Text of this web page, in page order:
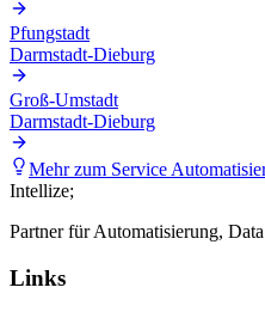
Pfungstadt
Darmstadt-Dieburg
Groß-Umstadt
Darmstadt-Dieburg
Mehr zum Service
Intellize;
Partner für Automatisierung,
Links